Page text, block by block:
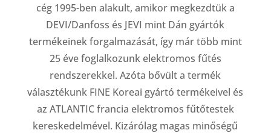
cég 1995-ben alakult, amikor megkezdtük a
DEVI/Danfoss és JEVI mint Dán gyártók
termékeinek forgalmazását, így már több mint
25 éve foglalkozunk elektromos fűtés
rendszerekkel. Azóta bővült a termék
választékunk FINE Koreai gyártó termékeivel és
az ATLANTIC francia elektromos fűtőtestek
kereskedelmével. Kizárólag magas minőségű